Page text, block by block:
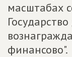
масштабах
финансово".